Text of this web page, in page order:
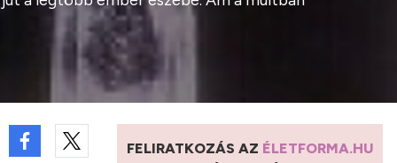
FELIRATKOZÁS AZ ÉLETFORMA.HU